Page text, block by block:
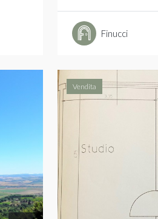
Finucci
Vendita